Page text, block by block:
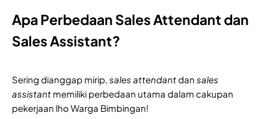
Apa Perbedaan Sales Attendant dan
Sales Assistant?
Sering dianggap mirip, sales attendantdan sales
assistant memiliki perbedaan utama dalam cakupan
pekerjaan lho Warga Bimbingan!